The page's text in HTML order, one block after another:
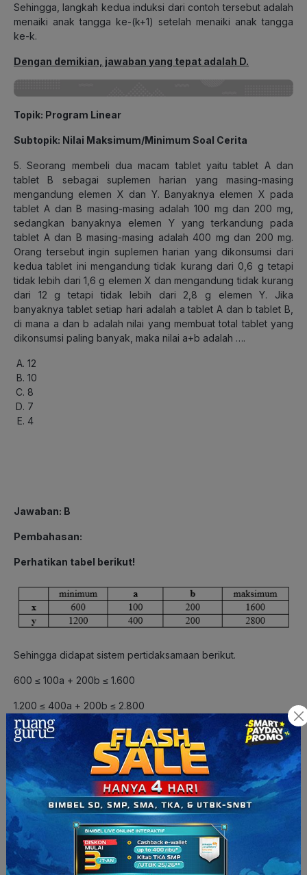
Sehingga, langkah kedua induksi dari contoh tersebut adalah
menaiki anak tangga ke-(k+1) setelah menaiki anak tangga
ke-k.
Dengan demikian, jawaban yang tepat adalah D.
Topik: Program Linear
Subtopik: Nilai Maksimum/Minimum Soal Cerita
5. Seorang membeli dua macam tablet yaitu tablet A dan
tablet B sebagai suplemen harian yang masing-masing
mengandung elemen X dan Y. Banyaknya elemen X pada
tablet A dan B masing-masing adalah 100 mg dan 200 mg,
sedangkan banyaknya elemen Y yang terkandung pada
tablet A dan B masing-masing adalah 400 mg dan 200 mg.
Orang tersebut ingin suplemen harian yang dikonsumsi dari
kedua tablet ini mengandung tidak kurang dari 0,6 g tetapi
tidak lebih dari 1,6 g elemen X dan mengandung tidak kurang
dari 12 g tetapi tidak lebih dari 2,8 g elemen Y. Jika
banyaknya tablet setiap hari adalah a tablet A dan b tablet B,
di mana a dan b adalah nilai yang membuat total tablet yang
dikonsumsi paling banyak, maka nilai a+b adalah ….
12
10
8
7
4
Jawaban: B
Pembahasan:
Perhatikan tabel berikut!
Sehingga didapat sistem pertidaksamaan berikut.
600 ≤ 100a + 200b ≤ 1.600
1.200 ≤ 400a + 200b ≤ 2.800
a ≥ 0
b ≥ 0
Perhatikan bahwa
600 ≤ 100a + 200b ≤ 1.600 | x2
1.200 ≤ 400a + 200b ≤ 2.800 | x1
1.200 ≤ 200a + 400b ≤ 3.200 … (1)